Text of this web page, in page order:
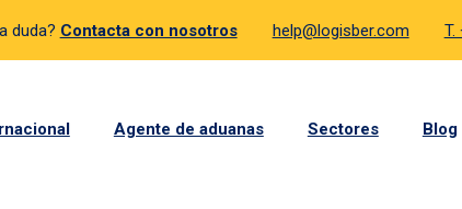
duda? Contacta con nosotros help@logisber.com T.
Agente de aduanas Sectores Blog